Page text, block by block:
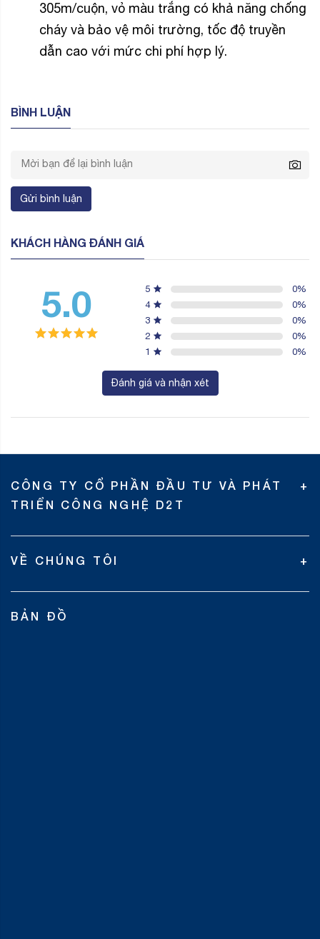
305m/cuộn, vỏ màu trắng có khả năng chống
cháy và bảo vệ môi trường, tốc độ truyền
dẫn cao với mức chi phí hợp lý.
BÌNH LUẬN
Gửi bình luận
KHÁCH HÀNG ĐÁNH GIÁ
5.0 5 0%
4
0%
3
0%
2
0%
1
0%
Đánh giá và nhận xét
CÔNG TY CỔ PHẦN ĐẦU TƯ VÀ PHÁT
TRIỂN CÔNG NGHỆ D2T
VỀ CHÚNG TÔI
BẢN ĐỒ